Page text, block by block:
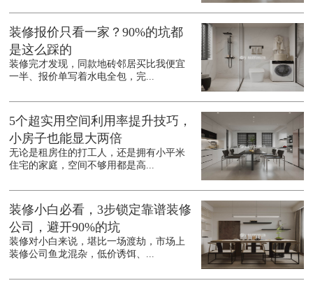
装修报价只看一家？90%的坑都
是这么踩的
装修完才发现，同款地砖邻居买比我便宜
一半、报价单写着水电全包，完...
5个超实用空间利用率提升技巧，
小房子也能显大两倍
无论是租房住的打工人，还是拥有小平米
住宅的家庭，空间不够用都是高...
装修小白必看，3步锁定靠谱装修
公司，避开90%的坑
装修对小白来说，堪比一场渡劫，市场上
装修公司鱼龙混杂，低价诱饵、...